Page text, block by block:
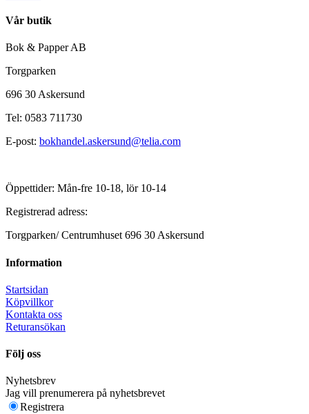
Vår butik
Bok & Papper AB
Torgparken
696 30 Askersund
Tel: 0583 711730
E-post: bokhandel.askersund@telia.com
Öppettider: Mån-fre 10-18, lör 10-14
Registrerad adress:
Torgparken/ Centrumhuset 696 30 Askersund
Information
Startsidan
Köpvillkor
Kontakta oss
Returansökan
Följ oss
Nyhetsbrev
Jag vill prenumerera på nyhetsbrevet
Registrera